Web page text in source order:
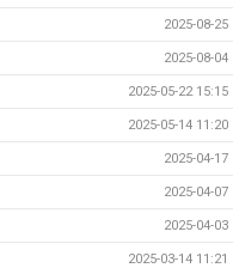
2025-08-25
2025-08-04
2025-05-22 15:15
2025-05-14 11:20
2025-04-17
2025-04-07
2025-04-03
2025-03-14 11:21